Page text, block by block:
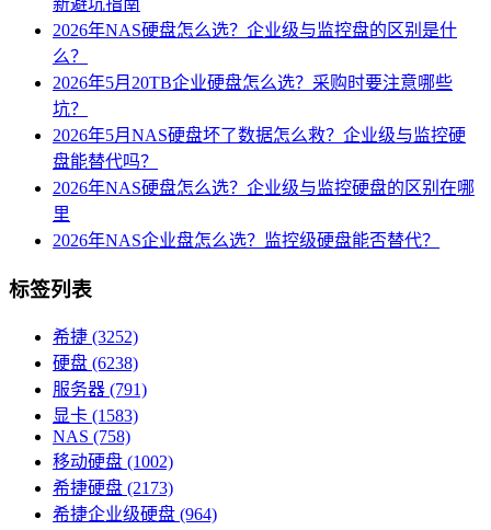
2026年NAS硬盘怎么选？企业级与监控盘的区别是什
么？
2026年5月20TB企业硬盘怎么选？采购时要注意哪些
坑？
2026年5月NAS硬盘坏了数据怎么救？企业级与监控硬
盘能替代吗？
2026年NAS硬盘怎么选？企业级与监控硬盘的区别在哪
里
2026年NAS企业盘怎么选？监控级硬盘能否替代？
标签列表
希捷 (3252)
硬盘 (6238)
服务器 (791)
显卡 (1583)
NAS (758)
移动硬盘 (1002)
希捷硬盘 (2173)
希捷企业级硬盘 (964)